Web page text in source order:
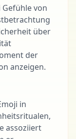
von
über
der
anzeigen.
in
assoziiert